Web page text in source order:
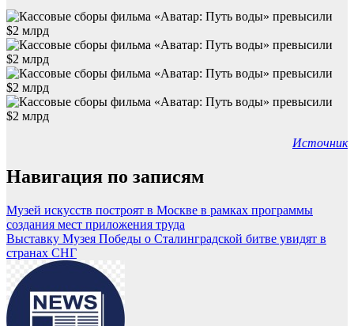
Источник
Навигация по записям
Музей искусств построят в Москве в рамках программы
создания мест приложения труда
Выставку Музея Победы о Сталинградской битве увидят в
странах СНГ